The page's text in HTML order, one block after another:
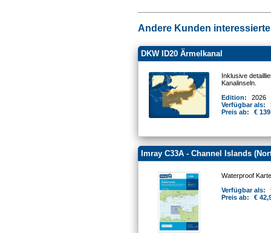
Andere Kunden
DKW ID20 Ärmelkanal
Inklusive
Kanalinseln.
Edition:
2026
Verfügbar als:
Preis ab:
€
Imray C33A - Channel Islands
Waterproof
Verfügbar als:
Preis ab:
€